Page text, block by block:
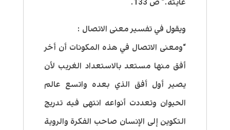
ويقول في تفسير معنى الاتصال :
“ومعنى الاتصال في هذه المكونات أن أخر
أفق منها مستعد بالاستعداد الغريب لأن
يصير أول أفق الذي بعده واتسع عالم
الحيوان وتعددت أنواعه انتهى فيه تدريج
التكوين إلى الإنسان صاحب الفكرة والروية